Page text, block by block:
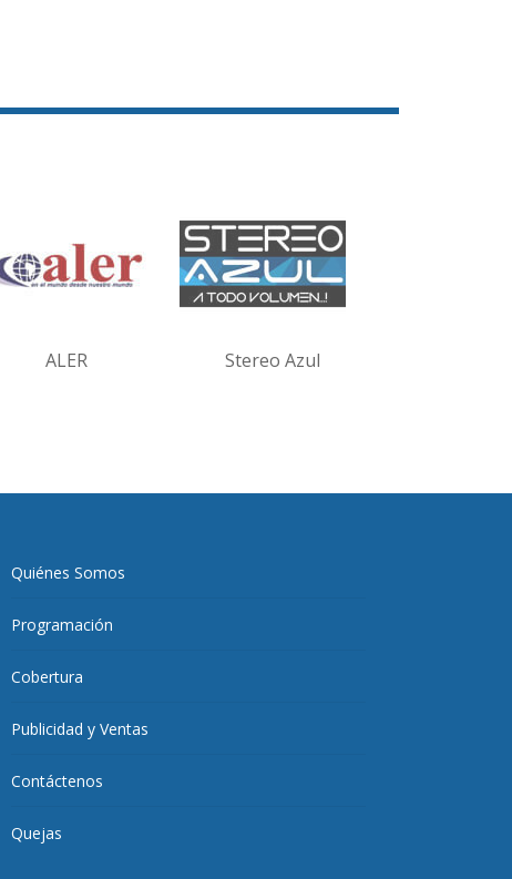
ALER Stereo Azul
Quiénes Somos
Programación
Cobertura
Publicidad y Ventas
Contáctenos
Quejas